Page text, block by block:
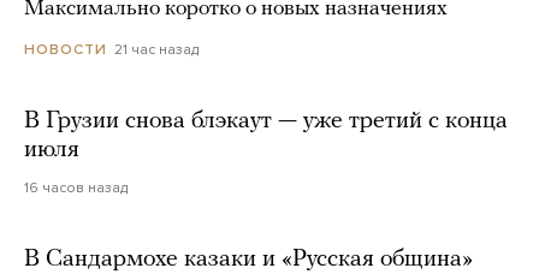
Максимально коротко о новых назначениях
НОВОСТИ 21 час назад
В Грузии снова блэкаут — уже третий с конца
июля
16 часов назад
В Сандармохе казаки и «Русская община»